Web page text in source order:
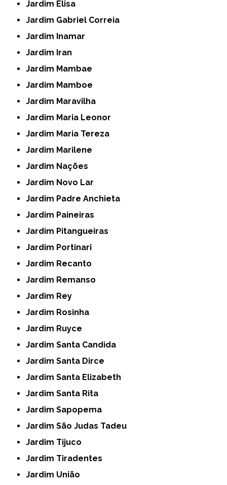
Jardim Elisa
Jardim Gabriel Correia
Jardim Inamar
Jardim Iran
Jardim Mambae
Jardim Mamboe
Jardim Maravilha
Jardim Maria Leonor
Jardim Maria Tereza
Jardim Marilene
Jardim Nações
Jardim Novo Lar
Jardim Padre Anchieta
Jardim Paineiras
Jardim Pitangueiras
Jardim Portinari
Jardim Recanto
Jardim Remanso
Jardim Rey
Jardim Rosinha
Jardim Ruyce
Jardim Santa Candida
Jardim Santa Dirce
Jardim Santa Elizabeth
Jardim Santa Rita
Jardim Sapopema
Jardim São Judas Tadeu
Jardim Tijuco
Jardim Tiradentes
Jardim União